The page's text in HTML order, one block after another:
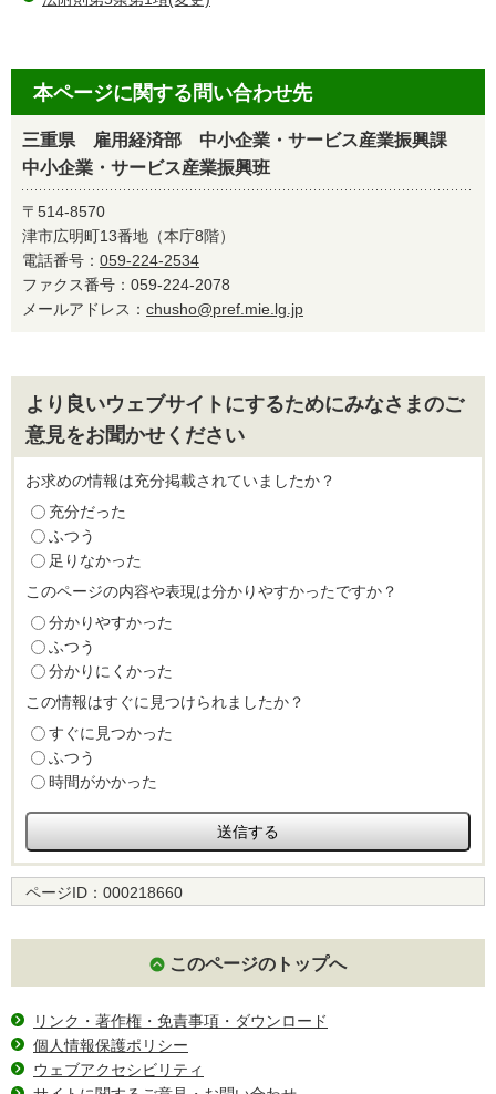
本ページに関する問い合わせ先
三重県 雇用経済部 中小企業・サービス産業振興課
中小企業・サービス産業振興班
〒514-8570
津市広明町13番地（本庁8階）
電話番号： 059-224-2534
ファクス番号：059-224-2078
メールアドレス： chusho@pref.mie.lg.jp
より良いウェブサイトにするためにみなさまのご
意見をお聞かせください
お求めの情報は充分掲載されていましたか？
充分だった
ふつう
足りなかった
このページの内容や表現は分かりやすかったですか？
分かりやすかった
ふつう
分かりにくかった
この情報はすぐに見つけられましたか？
すぐに見つかった
ふつう
時間がかかった
ページID： 000218660
このページのトップへ
リンク・著作権・免責事項・ダウンロード
個人情報保護ポリシー
ウェブアクセシビリティ